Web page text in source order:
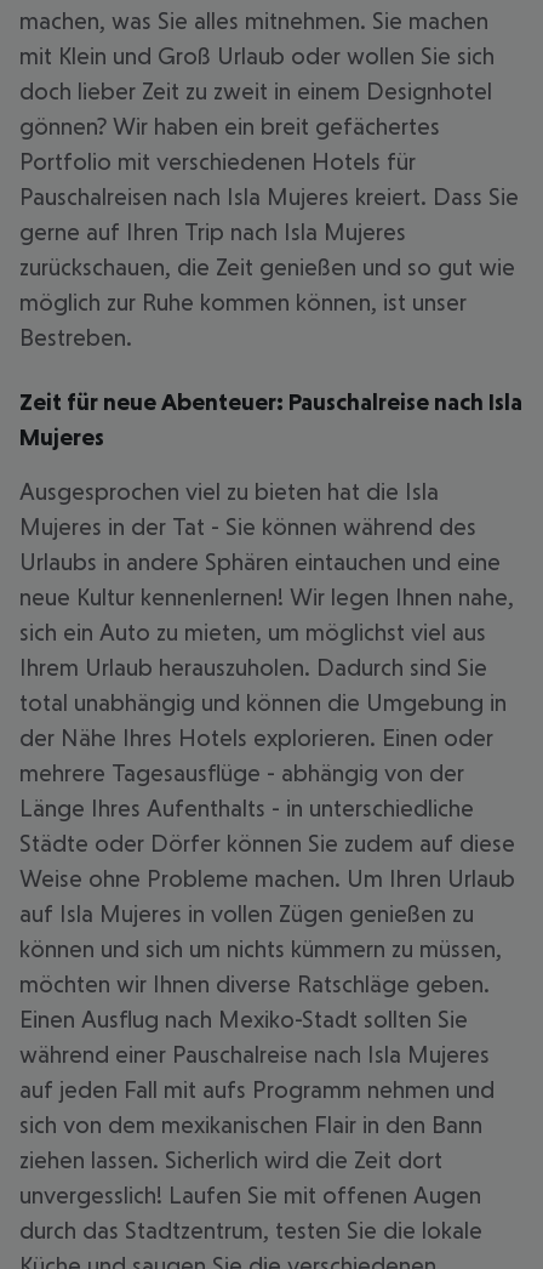
machen, was Sie alles mitnehmen. Sie machen
mit Klein und Groß Urlaub oder wollen Sie sich
doch lieber Zeit zu zweit in einem Designhotel
gönnen? Wir haben ein breit gefächertes
Portfolio mit verschiedenen Hotels für
Pauschalreisen nach Isla Mujeres kreiert. Dass Sie
gerne auf Ihren Trip nach Isla Mujeres
zurückschauen, die Zeit genießen und so gut wie
möglich zur Ruhe kommen können, ist unser
Bestreben.
Zeit für neue Abenteuer: Pauschalreise nach Isla
Mujeres
Ausgesprochen viel zu bieten hat die Isla
Mujeres in der Tat - Sie können während des
Urlaubs in andere Sphären eintauchen und eine
neue Kultur kennenlernen! Wir legen Ihnen nahe,
sich ein Auto zu mieten, um möglichst viel aus
Ihrem Urlaub herauszuholen. Dadurch sind Sie
total unabhängig und können die Umgebung in
der Nähe Ihres Hotels explorieren. Einen oder
mehrere Tagesausflüge - abhängig von der
Länge Ihres Aufenthalts - in unterschiedliche
Städte oder Dörfer können Sie zudem auf diese
Weise ohne Probleme machen. Um Ihren Urlaub
auf Isla Mujeres in vollen Zügen genießen zu
können und sich um nichts kümmern zu müssen,
möchten wir Ihnen diverse Ratschläge geben.
Einen Ausflug nach Mexiko-Stadt sollten Sie
während einer Pauschalreise nach Isla Mujeres
auf jeden Fall mit aufs Programm nehmen und
sich von dem mexikanischen Flair in den Bann
ziehen lassen. Sicherlich wird die Zeit dort
unvergesslich! Laufen Sie mit offenen Augen
durch das Stadtzentrum, testen Sie die lokale